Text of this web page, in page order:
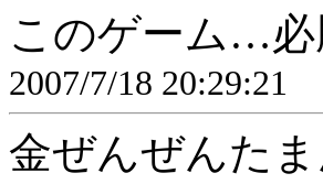
このゲーム…必
2007/7/18 20:29:21
金ぜんぜんた